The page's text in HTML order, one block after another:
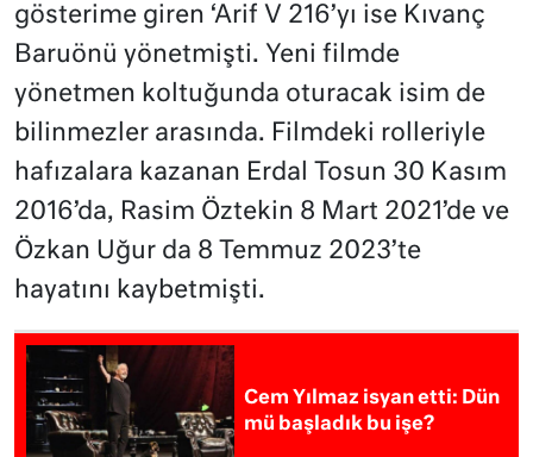
gösterime giren ‘Arif V 216’yı ise Kıvanç
Baruönü yönetmişti. Yeni filmde
yönetmen koltuğunda oturacak isim de
bilinmezler arasında. Filmdeki rolleriyle
hafızalara kazanan Erdal Tosun 30 Kasım
2016’da, Rasim Öztekin 8 Mart 2021’de ve
Özkan Uğur da 8 Temmuz 2023’te
hayatını kaybetmişti.
Cem Yılmaz isyan etti: Dün
mü başladık bu işe?